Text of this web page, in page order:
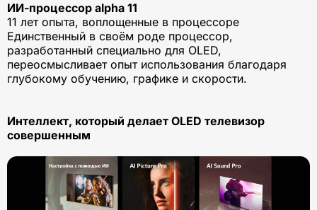
ИИ-процессор alpha 11
11 лет опыта, воплощенные в процессоре
Единственный в своём роде процессор,
разработанный специально для OLED,
переосмысливает опыт использования благодаря
глубокому обучению, графике и скорости.
Интеллект, который делает OLED телевизор
совершенным